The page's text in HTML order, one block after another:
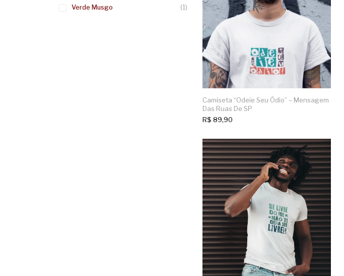
Verde Musgo (1)
Camiseta “Odeie Seu Ódio” – Mensagem
Das Ruas De SP
R$ 89,90